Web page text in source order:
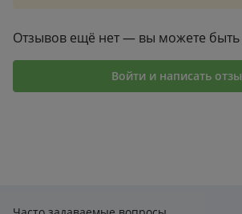
Отзывов ещё нет — вы можете
Войти и написать